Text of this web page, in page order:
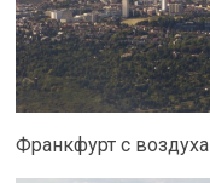
Франкфурт с воздуха